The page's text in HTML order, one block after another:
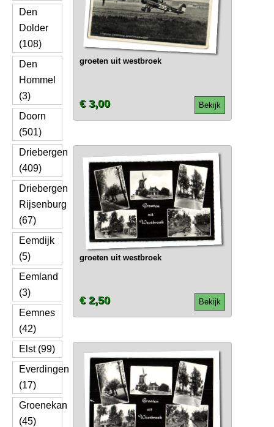
Den
Dolder
(108)
Den
Hommel
(3)
Doorn
(501)
Driebergen
(409)
Driebergen
Rijsenburg
(67)
Eemdijk
(5)
Eemland
(3)
Eemnes
(42)
Elst (99)
Everdingen
(17)
Groenekan
(45)
groeten uit westbroek
Bekijk
€ 3,00
groeten uit westbroek
Bekijk
€ 2,50